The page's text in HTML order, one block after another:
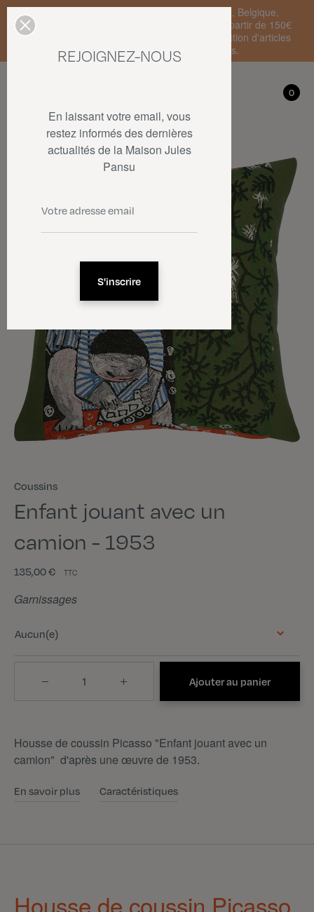
Livraison standard en France Métropolitaine, Belgique,
Luxembourg, Pays-Bas et Allemagne offerte à partir de 150€
d'achat • SOLDES : jusqu'à -50% sur une sélection d'articles
dans la limite des stocks disponibles.
0
Mon compte
0
Coussins
Enfant jouant avec un
camion - 1953
135,00 € TTC
Garnissages
Aucun(e)
Ajouter au panier
Housse de coussin Picasso "Enfant jouant avec un
camion" d'après une œuvre de 1953.
En savoir plus Caractéristiques
Housse de coussin Picasso
En laissant votre email, vous
restez informés des dernières
actualités de la Maison Jules
Pansu
REJOIGNEZ-NOUS